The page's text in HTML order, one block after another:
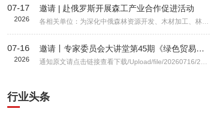
07-17
2026
邀请 | 赴俄罗斯开展森工产业合作促进活动
07-16
2026
邀请丨专家委员会大讲堂第45期《绿色贸易时代下的企业碳管理升级路径—从合规到竞争力》公益讲座
行业头条